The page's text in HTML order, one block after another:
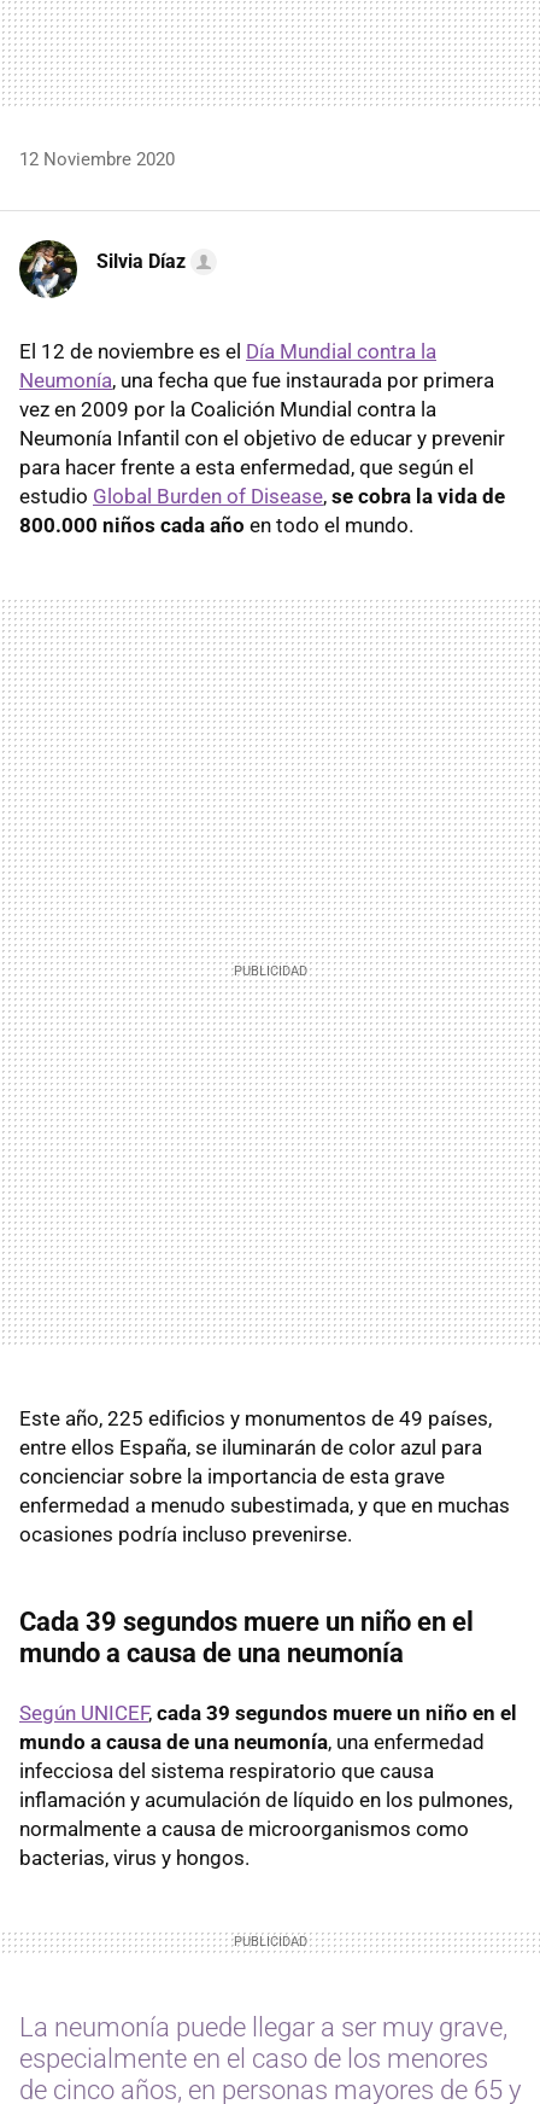
12 Noviembre 2020
Silvia Díaz
El 12 de noviembre es el Día Mundial contra la
Neumonía, una fecha que fue instaurada por primera
vez en 2009 por la Coalición Mundial contra la
Neumonía Infantil con el objetivo de educar y prevenir
para hacer frente a esta enfermedad, que según el
estudio Global Burden of Disease, se cobra la vida de
800.000 niños cada año en todo el mundo.
Este año, 225 edificios y monumentos de 49 países,
entre ellos España, se iluminarán de color azul para
concienciar sobre la importancia de esta grave
enfermedad a menudo subestimada, y que en muchas
ocasiones podría incluso prevenirse.
Cada 39 segundos muere un niño en el
mundo a causa de una neumonía
Según UNICEF, cada 39 segundos muere un niño en el
mundo a causa de una neumonía, una enfermedad
infecciosa del sistema respiratorio que causa
inflamación y acumulación de líquido en los pulmones,
normalmente a causa de microorganismos como
bacterias, virus y hongos.
La neumonía puede llegar a ser muy grave,
especialmente en el caso de los menores
de cinco años, en personas mayores de 65 y